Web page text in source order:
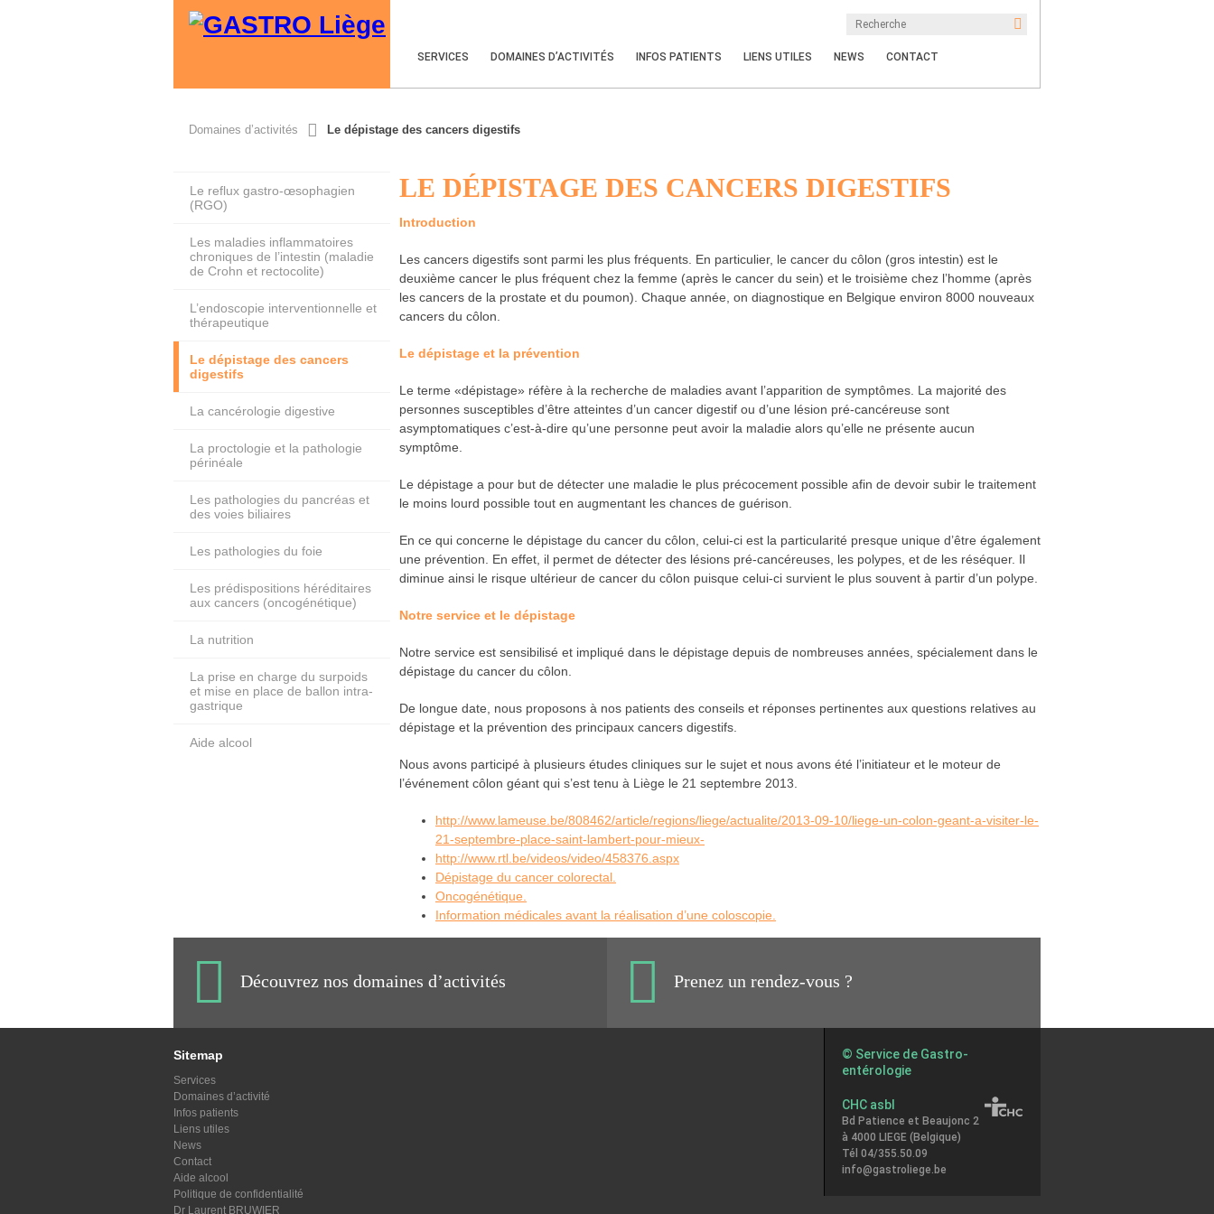
SERVICES DOMAINES D’ACTIVITÉS INFOS PATIENTS LIENS UTILES NEWS CONTACT
Domaines d’activités Le dépistage des cancers digestifs
LE DÉPISTAGE DES CANCERS DIGESTIFS
Introduction
Les cancers digestifs sont parmi les plus fréquents. En particulier, le cancer du côlon (gros intestin) est le
deuxième cancer le plus fréquent chez la femme (après le cancer du sein) et le troisième chez l’homme (après
les cancers de la prostate et du poumon). Chaque année, on diagnostique en Belgique environ 8000 nouveaux
cancers du côlon.
Le dépistage et la prévention
Le terme «dépistage» réfère à la recherche de maladies avant l’apparition de symptômes. La majorité des
personnes susceptibles d’être atteintes d’un cancer digestif ou d’une lésion pré-cancéreuse sont
asymptomatiques c’est-à-dire qu’une personne peut avoir la maladie alors qu’elle ne présente aucun
symptôme.
Le dépistage a pour but de détecter une maladie le plus précocement possible afin de devoir subir le traitement
le moins lourd possible tout en augmentant les chances de guérison.
En ce qui concerne le dépistage du cancer du côlon, celui-ci est la particularité presque unique d’être également
une prévention. En effet, il permet de détecter des lésions pré-cancéreuses, les polypes, et de les réséquer. Il
diminue ainsi le risque ultérieur de cancer du côlon puisque celui-ci survient le plus souvent à partir d’un polype.
Notre service et le dépistage
Notre service est sensibilisé et impliqué dans le dépistage depuis de nombreuses années, spécialement dans le
dépistage du cancer du côlon.
De longue date, nous proposons à nos patients des conseils et réponses pertinentes aux questions relatives au
dépistage et la prévention des principaux cancers digestifs.
Nous avons participé à plusieurs études cliniques sur le sujet et nous avons été l’initiateur et le moteur de
l’événement côlon géant qui s’est tenu à Liège le 21 septembre 2013.
http://www.lameuse.be/808462/article/regions/liege/actualite/2013-09-10/liege-un-colon-geant-a-visiter-le-
21-septembre-place-saint-lambert-pour-mieux-
http://www.rtl.be/videos/video/458376.aspx
Dépistage du cancer colorectal.
Oncogénétique.
Information médicales avant la réalisation d’une coloscopie.
Le reflux gastro-œsophagien
(RGO)
Les maladies inflammatoires
chroniques de l’intestin (maladie
de Crohn et rectocolite)
L’endoscopie interventionnelle et
thérapeutique
Le dépistage des cancers
digestifs
La cancérologie digestive
La proctologie et la pathologie
périnéale
Les pathologies du pancréas et
des voies biliaires
Les pathologies du foie
Les prédispositions héréditaires
aux cancers (oncogénétique)
La nutrition
La prise en charge du surpoids
et mise en place de ballon intra-
gastrique
Aide alcool
Découvrez nos domaines d’activités Prenez un rendez-vous ?
© Service de Gastro-
entérologie
CHC asbl
Bd Patience et Beaujonc 2
à 4000 LIEGE (Belgique)
Tél 04/355.50.09
info@gastroliege.be
Sitemap
Services
Domaines d’activité
Infos patients
Liens utiles
News
Contact
Aide alcool
Politique de confidentialité
Dr Laurent BRUWIER